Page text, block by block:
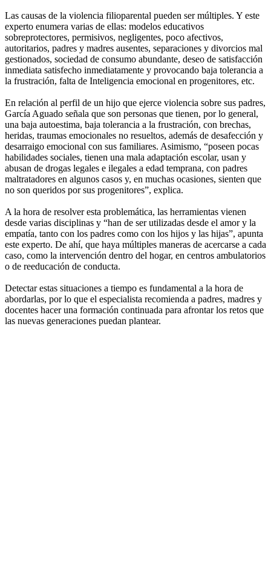
Las causas de la violencia filioparental pueden ser múltiples. Y este
experto enumera varias de ellas: modelos educativos
sobreprotectores, permisivos, negligentes, poco afectivos,
autoritarios, padres y madres ausentes, separaciones y divorcios mal
gestionados, sociedad de consumo abundante, deseo de satisfacción
inmediata satisfecho inmediatamente y provocando baja tolerancia a
la frustración, falta de Inteligencia emocional en progenitores, etc.
En relación al perfil de un hijo que ejerce violencia sobre sus padres,
García Aguado señala que son personas que tienen, por lo general,
una baja autoestima, baja tolerancia a la frustración, con brechas,
heridas, traumas emocionales no resueltos, además de desafección y
desarraigo emocional con sus familiares. Asimismo, “poseen pocas
habilidades sociales, tienen una mala adaptación escolar, usan y
abusan de drogas legales e ilegales a edad temprana, con padres
maltratadores en algunos casos y, en muchas ocasiones, sienten que
no son queridos por sus progenitores”, explica.
A la hora de resolver esta problemática, las herramientas vienen
desde varias disciplinas y “han de ser utilizadas desde el amor y la
empatía, tanto con los padres como con los hijos y las hijas”, apunta
este experto. De ahí, que haya múltiples maneras de acercarse a cada
caso, como la intervención dentro del hogar, en centros ambulatorios
o de reeducación de conducta.
Detectar estas situaciones a tiempo es fundamental a la hora de
abordarlas, por lo que el especialista recomienda a padres, madres y
docentes hacer una formación continuada para afrontar los retos que
las nuevas generaciones puedan plantear.